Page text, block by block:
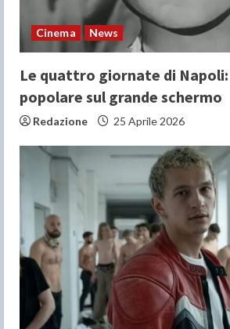
Cinema News
Le quattro giornate di
popolare sul grande schermo
Redazione 25 Aprile 2026